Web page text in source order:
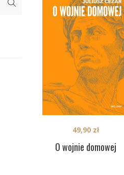
O wojnie domowej
49,90 zł